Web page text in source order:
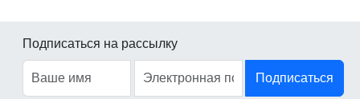
Подписаться на рассылку
Подписаться